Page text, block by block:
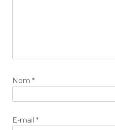
Nom *
E-mail *